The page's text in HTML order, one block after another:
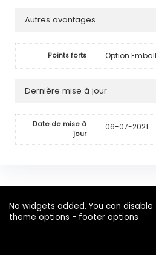
Autres avantages
Points forts Option
Dernière mise à jour
Date de mise à
jour
06-07-2021
No widgets added. You can
theme options - footer options